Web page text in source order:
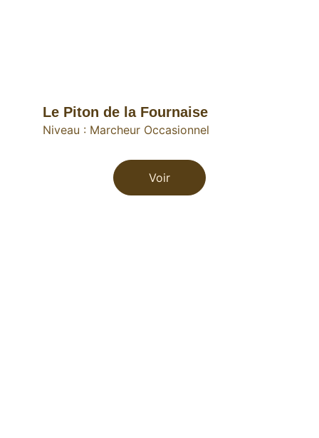
Le Piton de la Fournaise
Niveau : Marcheur Occasionnel
Voir